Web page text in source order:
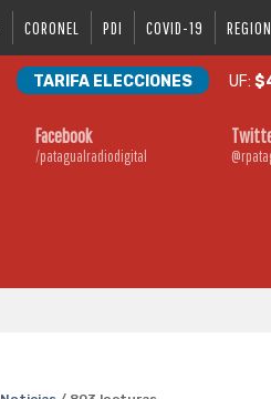
CORONEL PDI COVID-19 REGION
TARIFA ELECCIONES UF:
Facebook
/patagualradiodigital